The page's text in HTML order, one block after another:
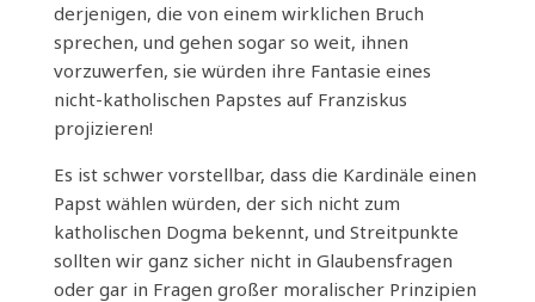
derjenigen, die von einem wirklichen Bruch
sprechen, und gehen sogar so weit, ihnen
vorzuwerfen, sie würden ihre Fantasie eines
nicht-katholischen Papstes auf Franziskus
projizieren!
Es ist schwer vorstellbar, dass die Kardinäle einen
Papst wählen würden, der sich nicht zum
katholischen Dogma bekennt, und Streitpunkte
sollten wir ganz sicher nicht in Glaubensfragen
oder gar in Fragen großer moralischer Prinzipien